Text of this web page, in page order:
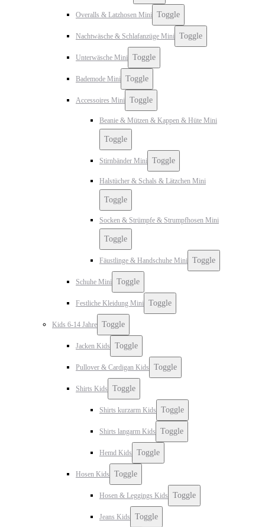
Overalls & Latzhosen Mini Toggle
Nachtwäsche & Schlafanzüge Mini Toggle
Unterwäsche Mini Toggle
Bademode Mini Toggle
Accessoires Mini Toggle
Beanie & Mützen & Kappen & Hüte Mini
Toggle
Stirnbänder Mini Toggle
Halstücher & Schals & Lätzchen Mini
Toggle
Socken & Strümpfe & Strumpfhosen Mini
Toggle
Fäustlinge & Handschuhe Mini Toggle
Schuhe Mini Toggle
Festliche Kleidung Mini Toggle
Kids 6-14 Jahre Toggle
Jacken Kids Toggle
Pullover & Cardigan Kids Toggle
Shirts Kids Toggle
Shirts kurzarm Kids Toggle
Shirts langarm Kids Toggle
Hemd Kids Toggle
Hosen Kids Toggle
Hosen & Leggings Kids Toggle
Jeans Kids Toggle